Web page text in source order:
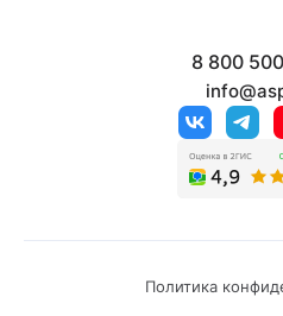
8 800
Политика